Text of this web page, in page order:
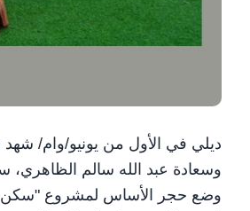
ديلي في الأول من يونيو/وام/ شهد
وسعادة عبد الله سالم الظاهري،
وضع حجر الأساس لمشروع "سكن